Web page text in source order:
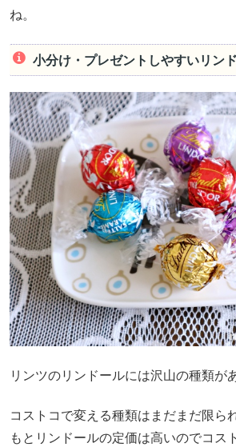
ね。
小分け・プレゼントしやすいリン
リンツのリンドールには沢山の種類が
コストコで変える種類はまだまだ限ら
もとリンドールの定価は高いのでコス